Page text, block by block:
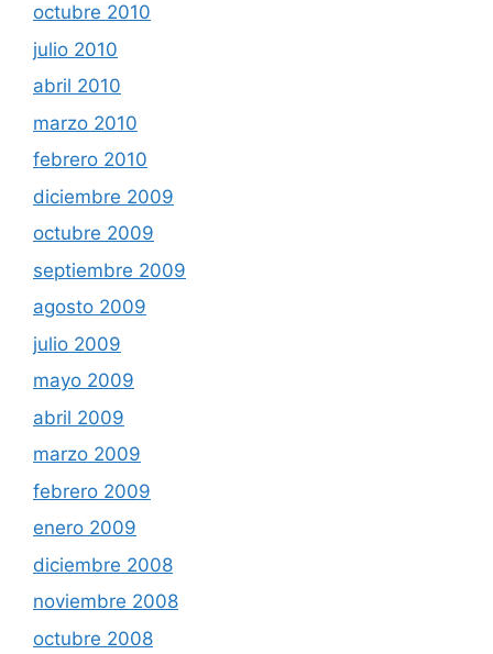
octubre 2010
julio 2010
abril 2010
marzo 2010
febrero 2010
diciembre 2009
octubre 2009
septiembre 2009
agosto 2009
julio 2009
mayo 2009
abril 2009
marzo 2009
febrero 2009
enero 2009
diciembre 2008
noviembre 2008
octubre 2008